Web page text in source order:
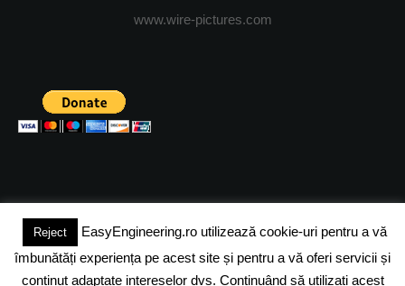
www.wire-pictures.com
(c) 2024 - FineEngineeringMagazine. All rights reserved.
DESPRE NOI ADVERTISING JOBS DESPRE COOKIES
Reject
EasyEngineering.ro utilizează cookie-uri pentru a vă
îmbunătăți experiența pe acest site și pentru a vă oferi servicii și
conținut adaptate intereselor dvs. Continuând să utilizați acest